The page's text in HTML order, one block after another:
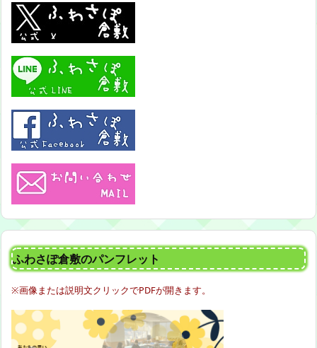
ふわさぽ倉敷のパンフレット
※画像または説明文クリックでPDFが開きます。